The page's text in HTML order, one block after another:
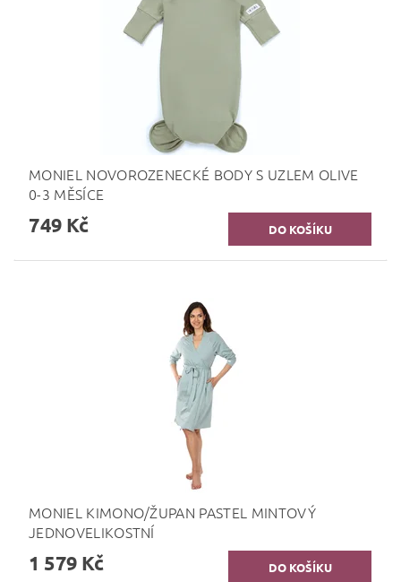
MONIEL NOVOROZENECKÉ BODY S UZLEM OLIVE
0-3 MĚSÍCE
749 Kč
MONIEL KIMONO/ŽUPAN PASTEL MINTOVÝ
JEDNOVELIKOSTNÍ
1 579 Kč